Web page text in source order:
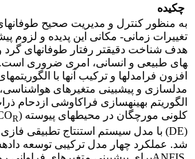
چکیده
به منظور کنترل و مدیریت صحیح طوفان­های
تغییرات زمانی- مکانی این پدیده و لزوم
های طبیعی و انسانی، امری ضروری است.
افزون فرامدل­ها و ترکیب آن­ها با
مدل­سازی و پیش­بینی متغیرهای
کلونی مورچگان در محیط­های پیوسته (ACOR
شد. عملکرد چهار مدل ترکیبی توسعه